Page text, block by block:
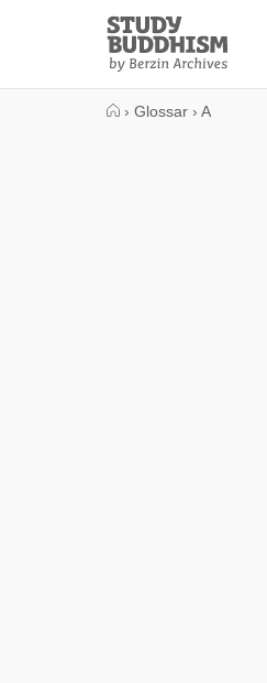
Study
Buddhism
Home
› Glossar › A